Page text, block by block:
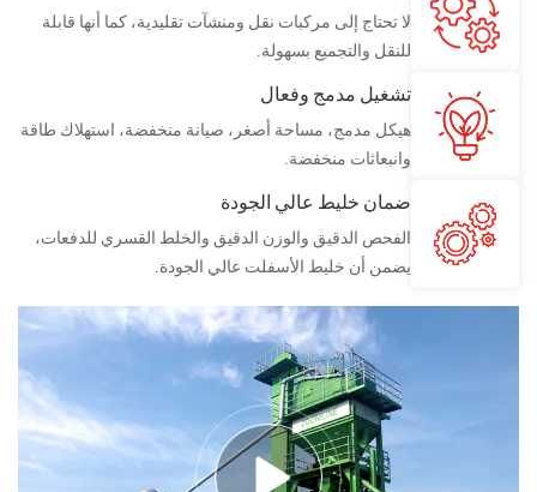
لا تحتاج إلى مركبات نقل ومنشآت تقليدية، كما أنها قابلة
للنقل والتجميع بسهولة.
تشغيل مدمج وفعال
هيكل مدمج، مساحة أصغر، صيانة منخفضة، استهلاك طاقة
وانبعاثات منخفضة.
ضمان خليط عالي الجودة
الفحص الدقيق والوزن الدقيق والخلط القسري للدفعات،
يضمن أن خليط الأسفلت عالي الجودة.